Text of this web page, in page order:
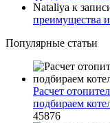
Nataliya к
преимущества
Популярные статьи
Расчет
подбираем
45876